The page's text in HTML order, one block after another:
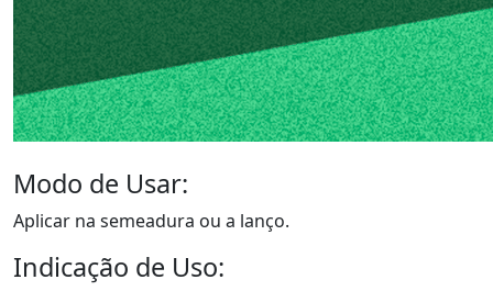
Modo de Usar:
Aplicar na semeadura ou a lanço.
Indicação de Uso: